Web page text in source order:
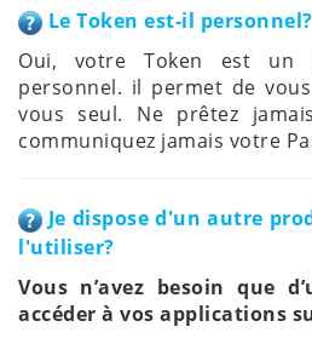
Le Token est-il personnel?
Oui, votre Token est un
personnel. il permet de
vous seul. Ne prêtez
communiquez jamais votre
Je dispose d'un autre
l'utiliser?
Vous n’avez besoin que
accéder à vos applications